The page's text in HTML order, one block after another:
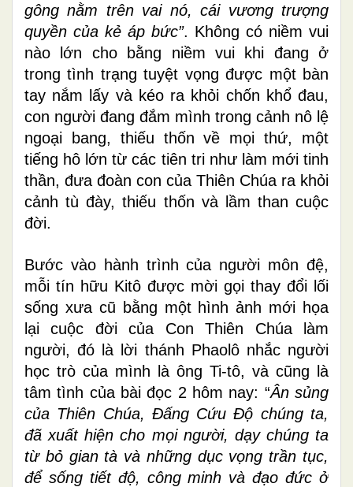
gông nằm trên vai nó, cái vương trượng
quyền của kẻ áp bức”. Không có niềm vui
nào lớn cho bằng niềm vui khi đang ở
trong tình trạng tuyệt vọng được một bàn
tay nắm lấy và kéo ra khỏi chốn khổ đau,
con người đang đắm mình trong cảnh nô lệ
ngoại bang, thiếu thốn về mọi thứ, một
tiếng hô lớn từ các tiên tri như làm mới tinh
thần, đưa đoàn con của Thiên Chúa ra khỏi
cảnh tù đày, thiếu thốn và lầm than cuộc
đời.
Bước vào hành trình của người môn đệ,
mỗi tín hữu Kitô được mời gọi thay đổi lối
sống xưa cũ bằng một hình ảnh mới họa
lại cuộc đời của Con Thiên Chúa làm
người, đó là lời thánh Phaolô nhắc người
học trò của mình là ông Ti-tô, và cũng là
tâm tình của bài đọc 2 hôm nay: “Ân sủng
của Thiên Chúa, Ðấng Cứu Ðộ chúng ta,
đã xuất hiện cho mọi người, dạy chúng ta
từ bỏ gian tà và những dục vọng trần tục,
để sống tiết độ, công minh và đạo đức ở